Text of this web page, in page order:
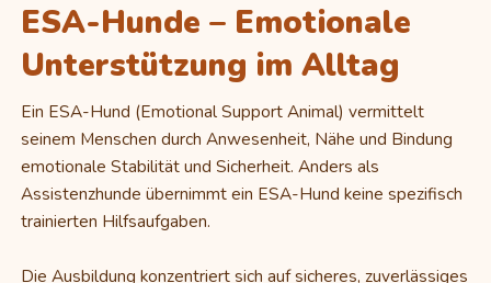
ESA-Hunde – Emotionale
Unterstützung im Alltag
Ein ESA-Hund (Emotional Support Animal) vermittelt
seinem Menschen durch Anwesenheit, Nähe und Bindung
emotionale Stabilität und Sicherheit. Anders als
Assistenzhunde übernimmt ein ESA-Hund keine spezifisch
trainierten Hilfsaufgaben.
Die Ausbildung konzentriert sich auf sicheres, zuverlässiges